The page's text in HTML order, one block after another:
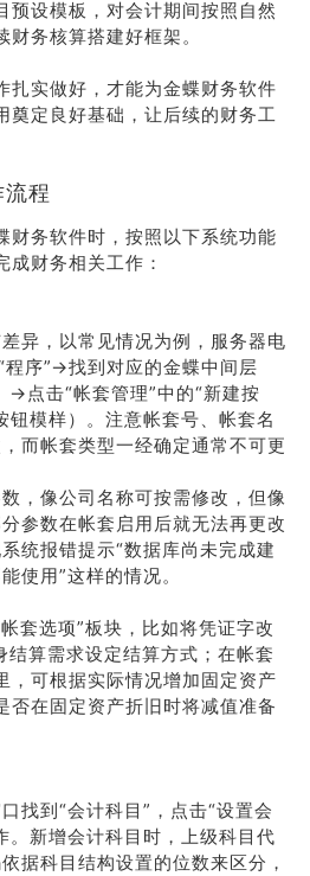
预设模板，对会计期间按照自然
务核算搭建好框架。
扎实做好，才能为金蝶财务软件
奠定良好基础，让后续的财务工
流程
财务软件时，按照以下系统功能
成财务相关工作：
异，以常见情况为例，服务器电
程序”→找到对应的金蝶中间层
→点击“帐套管理”中的“新建按
钮模样）。注意帐套号、帐套名
而帐套类型一经确定通常不可更
，像公司名称可按需修改，但像
参数在帐套启用后就无法再更改
统报错提示“数据库尚未完成建
使用”这样的情况。
套选项”板块，比如将凭证字改
结算需求设定结算方式；在帐套
，可根据实际情况增加固定资产
否在固定资产折旧时将减值准备
口找到“会计科目”，点击“设置会
。新增会计科目时，上级科目代
据科目结构设置的位数来区分，